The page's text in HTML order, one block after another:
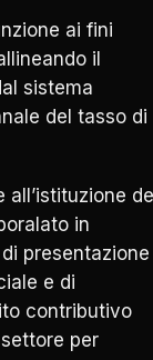
ai fini
il
sistema
del tasso di
all’istituzione
in
presentazione
e di
contributivo
per